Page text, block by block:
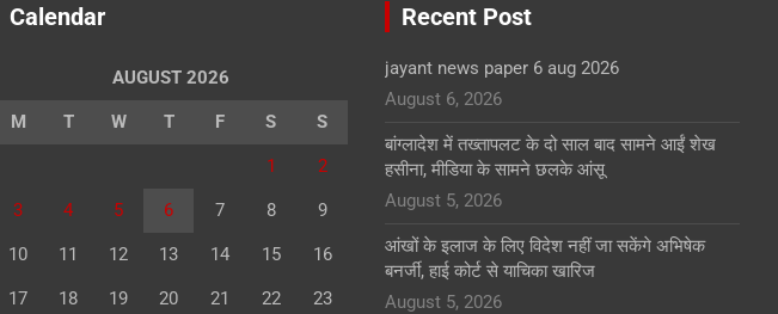
Calendar
AUGUST 2026
M T W T F S S
1 2
3 4 5 6 7 8 9
10 11 12 13 14 15 16
17 18 19 20 21 22 23
Recent Post
jayant news paper 6 aug 2026
August 6, 2026
बांग्लादेश में तख्तापलट के दो साल बाद सामने आईं शेख
हसीना, मीडिया के सामने छलके आंसू
August 5, 2026
आंखों के इलाज के लिए विदेश नहीं जा सकेंगे अभिषेक
बनर्जी, हाई कोर्ट से याचिका खारिज
August 5, 2026